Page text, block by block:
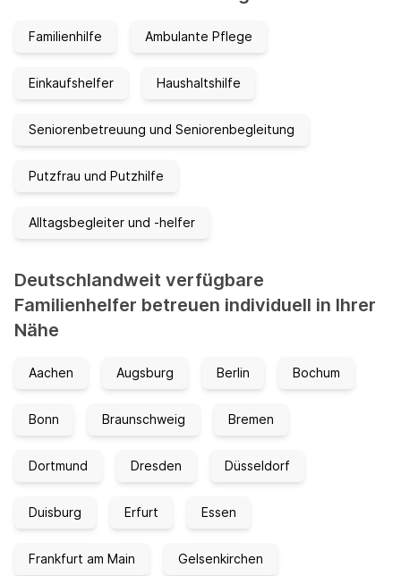
Familienhilfe Ambulante Pflege
Einkaufshelfer Haushaltshilfe
Seniorenbetreuung und Seniorenbegleitung
Putzfrau und Putzhilfe
Alltagsbegleiter und -helfer
Deutschlandweit verfügbare
Familienhelfer betreuen individuell in Ihrer
Nähe
Aachen Augsburg Berlin Bochum
Bonn Braunschweig Bremen
Dortmund Dresden Düsseldorf
Duisburg Erfurt Essen
Frankfurt am Main Gelsenkirchen